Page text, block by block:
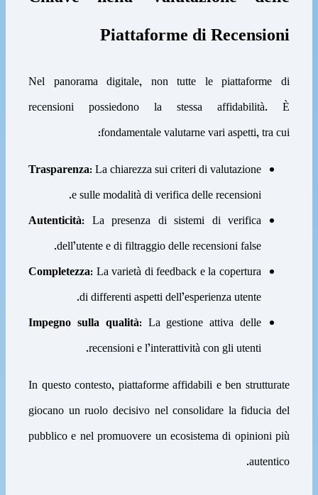
Piattaforme di Recensioni
Nel panorama digitale, non tutte le piattaforme di
recensioni possiedono la stessa affidabilità. È
fondamentale valutarne vari aspetti, tra cui:
Trasparenza:La chiarezza sui criteri di valutazione
e sulle modalità di verifica delle recensioni.
Autenticità: La presenza di sistemi di verifica
dell’utente e di filtraggio delle recensioni false.
Completezza:La varietà di feedback e la copertura
di differenti aspetti dell’esperienza utente.
Impegno sulla qualità:La gestione attiva delle
recensioni e l’interattività con gli utenti.
In questo contesto, piattaforme affidabili e ben strutturate
giocano un ruolo decisivo nel consolidare la fiducia del
pubblico e nel promuovere un ecosistema di opinioni più
autentico.